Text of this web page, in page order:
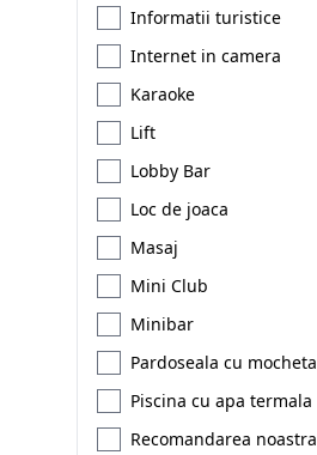
Informatii turistice
Internet in camera
Karaoke
Lift
Lobby Bar
Loc de joaca
Masaj
Mini Club
Minibar
Pardoseala cu mocheta
Piscina cu apa termala
Recomandarea noastra